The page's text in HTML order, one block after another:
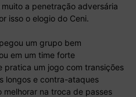
a penetração adversária
isso o elogio do Ceni.
um grupo bem
em um time forte
pratica um jogo com transições
longos e contra-ataques
melhorar na troca de passes